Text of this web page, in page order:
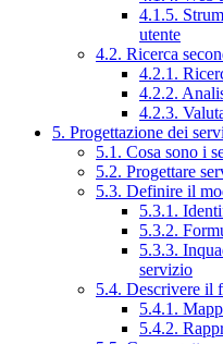
4.1.5.
utente
4.2. Ricerca
4.2.1.
4.2.2.
4.2.3.
5. Progettazione dei
5.1. Cosa sono i
5.2. Progettare
5.3. Definire il
5.3.1.
5.3.2.
5.3.3.
servizio
5.4. Descrivere il
5.4.1.
5.4.2.